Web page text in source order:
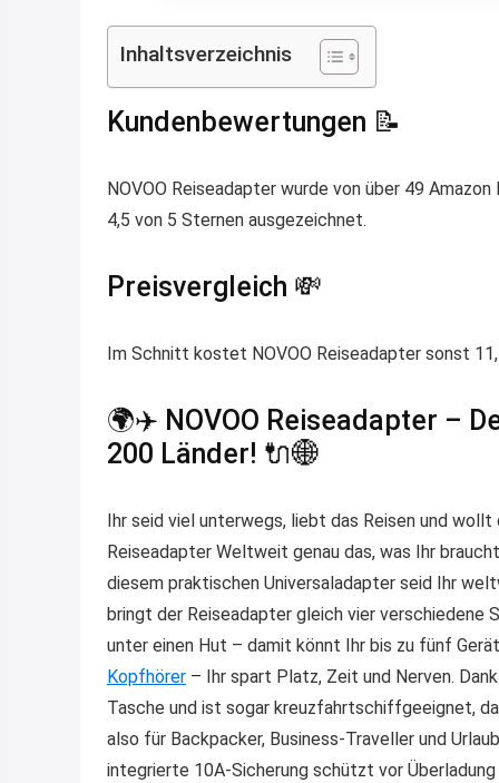
Inhaltsverzeichnis
Kundenbewertungen 📝
NOVOO Reiseadapter wurde von über 49
4,5 von 5 Sternen ausgezeichnet.
Preisvergleich 💸
Im Schnitt kostet NOVOO Reiseadapter sonst
🌍✈️ NOVOO Reiseadapter –
200 Länder! 🔌🌐
Ihr seid viel unterwegs, liebt das Reisen und
Reiseadapter Weltweit genau das, was Ihr
diesem praktischen Universaladapter seid Ihr
bringt der Reiseadapter gleich vier verschiedene
unter einen Hut – damit könnt Ihr bis zu fünf
Kopfhörer – Ihr spart Platz, Zeit und Nerven.
Tasche und ist sogar kreuzfahrtschiffgeeignet,
also für Backpacker, Business-Traveller und
integrierte 10A-Sicherung schützt vor